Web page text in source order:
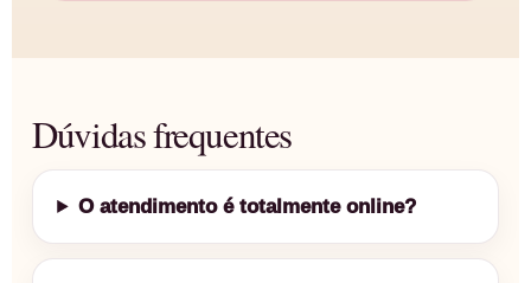
Dúvidas frequentes
O atendimento é totalmente online?